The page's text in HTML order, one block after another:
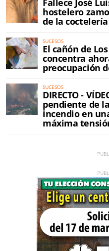
Fallece José
hostelero
de la coctelería
SUCESOS
El cañón de
concentra
preocupación
SUCESOS
DIRECTO -
pendiente de
incendio en
máxima